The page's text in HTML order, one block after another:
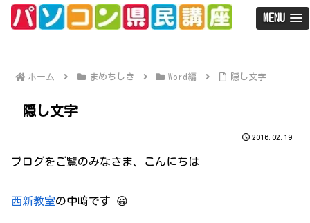
MENU
ホーム まめちしき Word編 隠し文字
隠し文字
2016.02.19
ブログをご覧のみなさま、こんにちは
西新教室の中﨑です 😀